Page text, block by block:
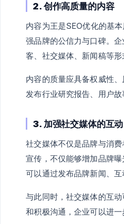
2. 创作高质量的内容
内容为王是SEO优化的基
强品牌的公信力与口碑。
客、社交媒体、新闻稿等形
内容的质量应具备权威性
发布行业研究报告、用户
3. 加强社交媒体的互动
社交媒体不仅是品牌与消
宣传，不仅能够增加品牌
可以通过发布品牌新闻、互
与此同时，社交媒体的互
和积极沟通，企业可以进一